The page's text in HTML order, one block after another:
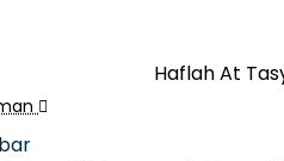
Haflah At